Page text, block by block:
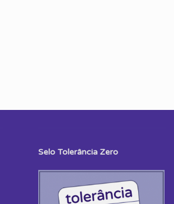
Selo Tolerância Zero